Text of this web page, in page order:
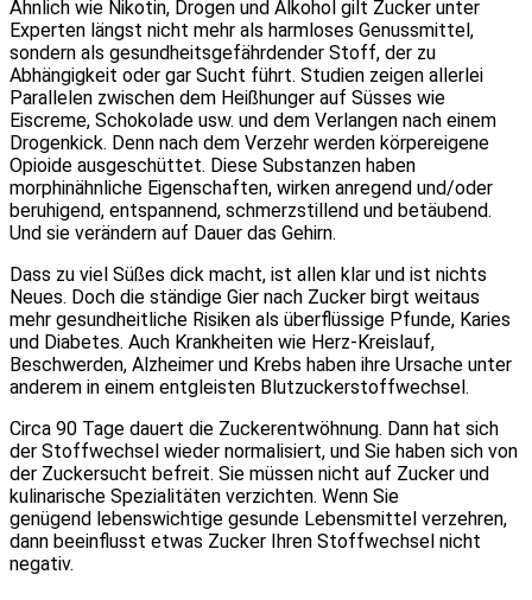
Ähnlich wie Nikotin, Drogen und Alkohol gilt Zucker unter
Experten längst nicht mehr als harmloses Genussmittel,
sondern als gesundheitsgefährdender Stoff, der zu
Abhängigkeit oder gar Sucht führt. Studien zeigen allerlei
Parallelen zwischen dem Heißhunger auf Süsses wie
Eiscreme, Schokolade usw. und dem Verlangen nach einem
Drogenkick. Denn nach dem Verzehr werden körpereigene
Opioide ausgeschüttet. Diese Substanzen haben
morphinähnliche Eigenschaften, wirken anregend und/oder
beruhigend, entspannend, schmerzstillend und betäubend.
Und sie verändern auf Dauer das Gehirn.
Dass zu viel Süßes dick macht, ist allen klar und ist nichts
Neues. Doch die ständige Gier nach Zucker birgt weitaus
mehr gesundheitliche Risiken als überflüssige Pfunde, Karies
und Diabetes. Auch Krankheiten wie Herz-Kreislauf,
Beschwerden, Alzheimer und Krebs haben ihre Ursache unter
anderem in einem entgleisten Blutzuckerstoffwechsel.
Circa 90 Tage dauert die Zuckerentwöhnung. Dann hat sich
der Stoffwechsel wieder normalisiert, und Sie haben sich von
der Zuckersucht befreit. Sie müssen nicht auf Zucker und
kulinarische Spezialitäten verzichten. Wenn Sie
genügend lebenswichtige gesunde Lebensmittel verzehren,
dann beeinflusst etwas Zucker Ihren Stoffwechsel nicht
negativ.